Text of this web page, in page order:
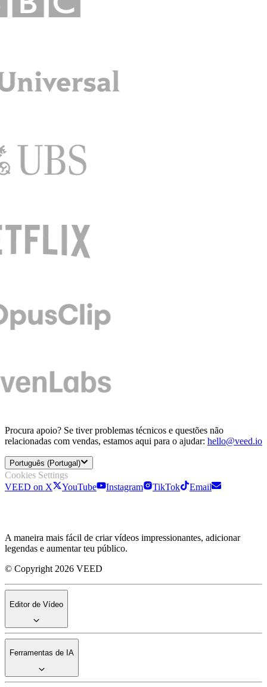
Procura apoio? Se tiver problemas técnicos e questões não
relacionadas com vendas, estamos aqui para o ajudar: hello@veed.io
Português (Portugal)
Cookies Settings
VEED on X
YouTube Instagram TikTok Email
A maneira mais fácil de criar vídeos impressionantes, adicionar
legendas e aumentar teu público.
© Copyright 2026 VEED
Editor de Vídeo
Ferramentas de IA